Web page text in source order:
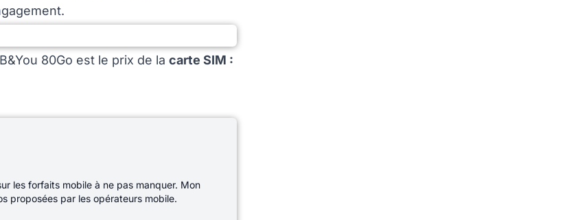
80Go est le prix de la carte SIM :
les forfaits mobile à ne pas manquer. Mon
proposées par les opérateurs mobile.